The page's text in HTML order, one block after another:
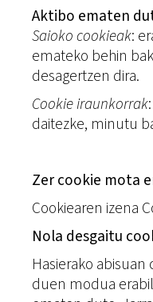
Aktibo ematen
Saioko cookieak:
emateko behin
desagertzen dira.
Cookie iraunkorrak
daitezke, minutu
Zer cookie mota
Cookiearen izena
Nola desgaitu
Hasierako
duen modua